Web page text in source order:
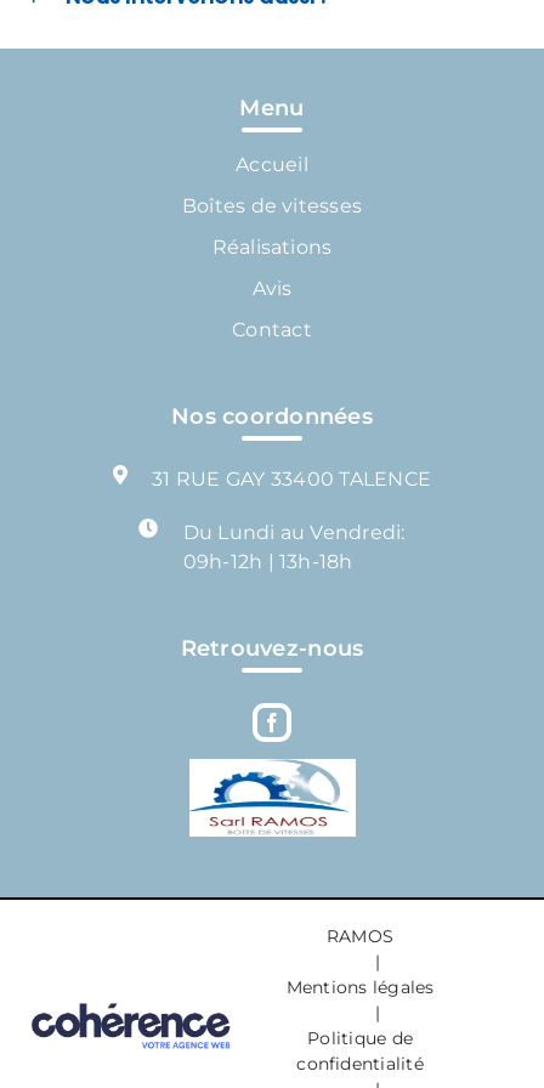
Menu
Accueil
Boîtes de vitesses
Réalisations
Avis
Contact
Nos coordonnées
31 RUE GAY 33400 TALENCE
Du Lundi au Vendredi:
09h-12h | 13h-18h
Retrouvez-nous
RAMOS
|
Mentions légales
|
Politique de
confidentialité